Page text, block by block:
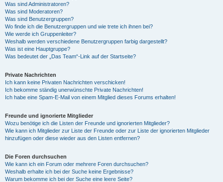
Was sind Administratoren?
Was sind Moderatoren?
Was sind Benutzergruppen?
Wo finde ich die Benutzergruppen und wie trete ich ihnen bei?
Wie werde ich Gruppenleiter?
Weshalb werden verschiedene Benutzergruppen farbig dargestellt?
Was ist eine Hauptgruppe?
Was bedeutet der „Das Team“-Link auf der Startseite?
Private Nachrichten
Ich kann keine Privaten Nachrichten verschicken!
Ich bekomme ständig unerwünschte Private Nachrichten!
Ich habe eine Spam-E-Mail von einem Mitglied dieses Forums erhalten!
Freunde und ignorierte Mitglieder
Wozu benötige ich die Listen der Freunde und ignorierten Mitglieder?
Wie kann ich Mitglieder zur Liste der Freunde oder zur Liste der ignorierten Mitglieder
hinzufügen oder diese wieder aus den Listen entfernen?
Die Foren durchsuchen
Wie kann ich ein Forum oder mehrere Foren durchsuchen?
Weshalb erhalte ich bei der Suche keine Ergebnisse?
Warum bekomme ich bei der Suche eine leere Seite?